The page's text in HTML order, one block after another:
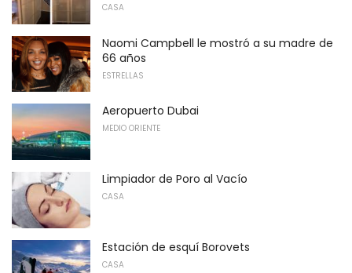
CASA
Naomi Campbell le mostró a su madre de
66 años
ESTRELLAS
Aeropuerto Dubai
MEDIO ORIENTE
Limpiador de Poro al Vacío
CASA
Estación de esquí Borovets
CASA